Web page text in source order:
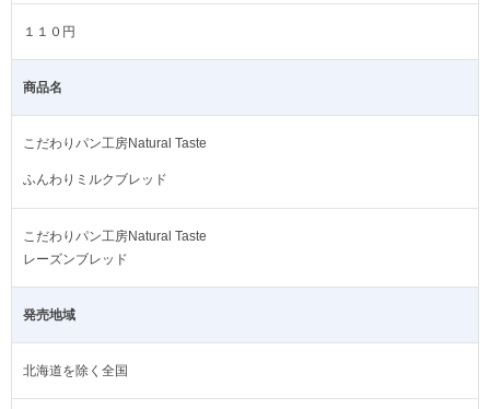
１１０円
商品名
こだわりパン工房Natural Taste
ふんわりミルクブレッド
こだわりパン工房Natural Taste
レーズンブレッド
発売地域
北海道を除く全国